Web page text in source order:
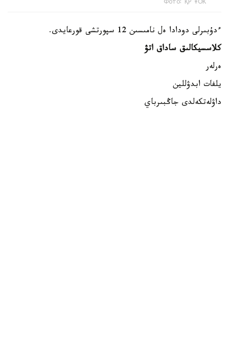
Фото: ҚР ҰОК
ءدۇبىرلى دودادا ەل نامىسىن 12 سپورتشى قورعايدى.
كلاسسيكالىق ساداق اتۋ
ەرلەر
يلفات ابدۋللين
داۋلەتكەلدى جاڭبىرباي